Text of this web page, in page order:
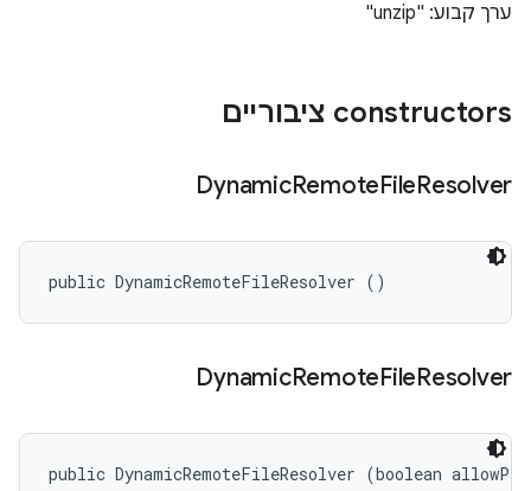
ערך קבוע: "unzip"
‫constructors ציבוריים
DynamicRemoteFileResolver
public DynamicRemoteFileResolver ()
DynamicRemoteFileResolver
public DynamicRemoteFileResolver (boolean